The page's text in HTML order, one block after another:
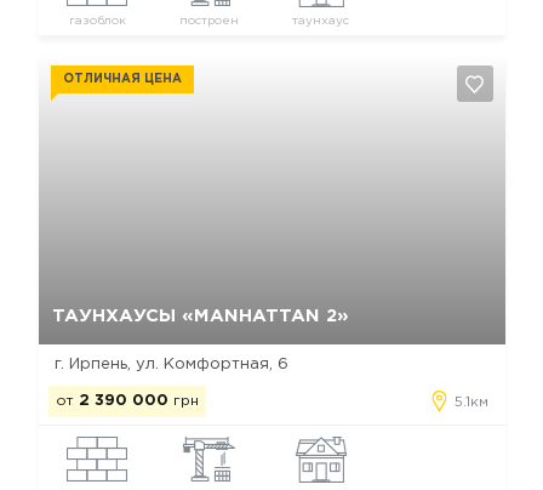
газоблок построен таунхаус
ТАУНХАУСЫ «MANHATTAN 2»
ОТЛИЧНАЯ ЦЕНА
г. Ирпень, ул. Комфортная, 6
от 2 390 000 грн 5.1км